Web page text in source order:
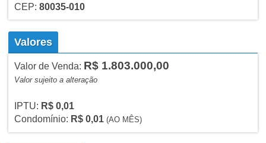
CEP: 80035-010
Valores
Valor de Venda: R$ 1.803.000,00
Valor sujeito a alteração
IPTU: R$ 0,01
Condomínio: R$ 0,01 (AO MÊS)